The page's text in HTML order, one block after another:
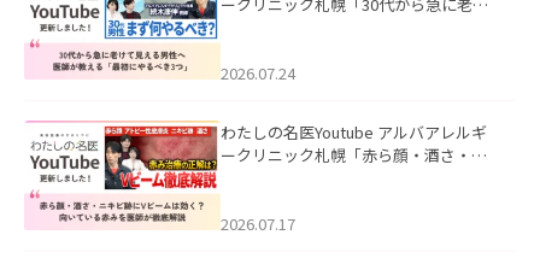
た。
2026.07.24
わたしの名医Youtube アルバアレルギ
ークリニック札幌「赤ら顔・酒さ・ニ
した。
2026.07.17